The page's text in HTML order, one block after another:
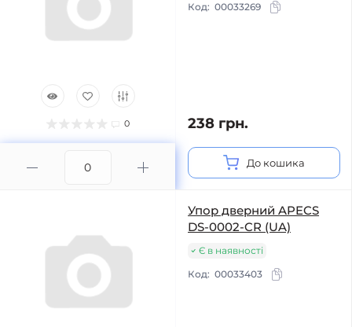
0
Код: 00033269
238 грн.
До кошика
Упор дверний APECS
DS-0002-CR (UA)
Є в наявності
Код: 00033403